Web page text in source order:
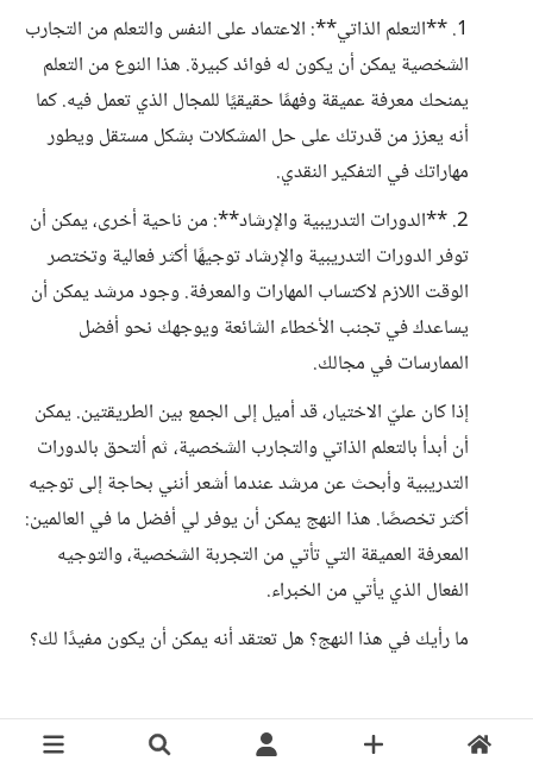
1. **التعلم الذاتي**: الاعتماد على النفس والتعلم من التجارب
الشخصية يمكن أن يكون له فوائد كبيرة. هذا النوع من التعلم
يمنحك معرفة عميقة وفهمًا حقيقيًا للمجال الذي تعمل فيه. كما
أنه يعزز من قدرتك على حل المشكلات بشكل مستقل ويطور
مهاراتك في التفكير النقدي.
2. **الدورات التدريبية والإرشاد**: من ناحية أخرى، يمكن أن
توفر الدورات التدريبية والإرشاد توجيهًا أكثر فعالية وتختصر
الوقت اللازم لاكتساب المهارات والمعرفة. وجود مرشد يمكن أن
يساعدك في تجنب الأخطاء الشائعة ويوجهك نحو أفضل
الممارسات في مجالك.
إذا كان عليّ الاختيار، قد أميل إلى الجمع بين الطريقتين. يمكن
أن أبدأ بالتعلم الذاتي والتجارب الشخصية، ثم ألتحق بالدورات
التدريبية وأبحث عن مرشد عندما أشعر أنني بحاجة إلى توجيه
أكثر تخصصًا. هذا النهج يمكن أن يوفر لي أفضل ما في العالمين:
المعرفة العميقة التي تأتي من التجربة الشخصية، والتوجيه
الفعال الذي يأتي من الخبراء.
ما رأيك في هذا النهج؟ هل تعتقد أنه يمكن أن يكون مفيدًا لك؟